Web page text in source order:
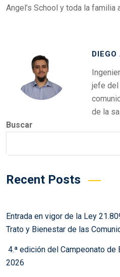
Angel’s School y toda la familia
DIEGO
jefe del
de la
Buscar
Recent Posts
Entrada en vigor de la Ley
Trato y Bienestar de las
4.ª edición del Campeonato
2026